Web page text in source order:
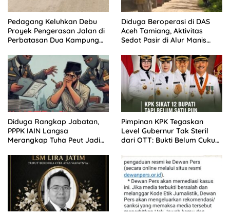
Pedagang Keluhkan Debu
Proyek Pengerasan Jalan di
Perbatasan Dua Kampung
Diduga Beroperasi di DAS
Aceh Tamiang, Aktivitas
Sedot Pasir di Alur Manis
Diduga Rangkap Jabatan,
PPPK IAIN Langsa
Merangkap Tuha Peut Jadi
Pimpinan KPK Tegaskan
Level Gubernur Tak Steril
dari OTT: Bukti Belum Cukup,